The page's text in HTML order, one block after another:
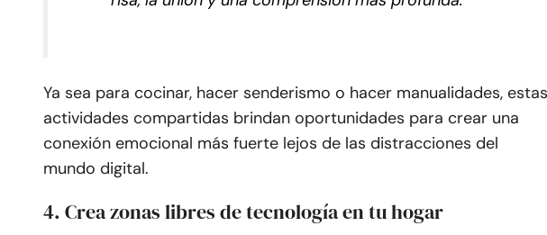
Ya sea para cocinar, hacer senderismo o hacer manualidades, estas
actividades compartidas brindan oportunidades para crear una
conexión emocional más fuerte lejos de las distracciones del
mundo digital.
4. Crea zonas libres de tecnología en tu hogar